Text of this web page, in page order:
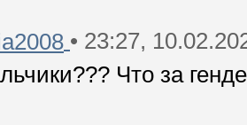
• 23:27,
Что за